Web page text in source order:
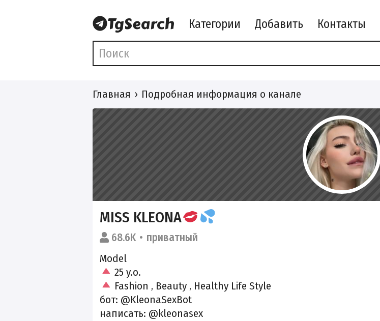
Категории Добавить Контакты
Главная Подробная информация о канале
MISS KLEONA
68.6K
приватный
Model
25 y.o.
Fashion , Beauty , Healthy Life Style
бот: @KleonaSexBot
написать: @kleonasex